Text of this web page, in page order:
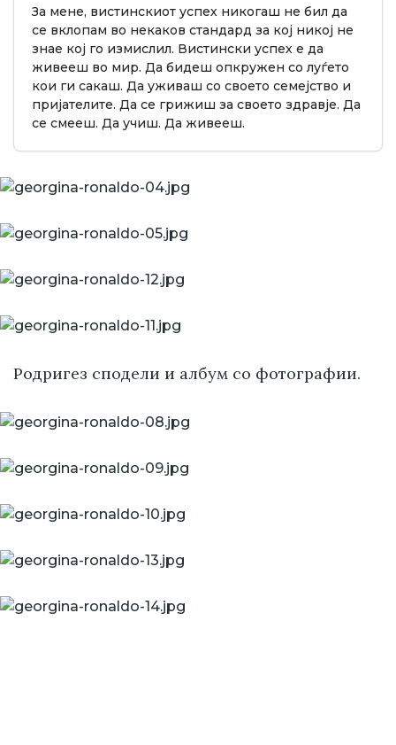
За мене, вистинскиот успех никогаш не бил да
се вклопам во некаков стандард за кој никој не
знае кој го измислил. Вистински успех е да
живееш во мир. Да бидеш опкружен со луѓето
кои ги сакаш. Да уживаш со своето семејство и
пријателите. Да се грижиш за своето здравје. Да
се смееш. Да учиш. Да живееш.
Родригез сподели и албум со фотографии.